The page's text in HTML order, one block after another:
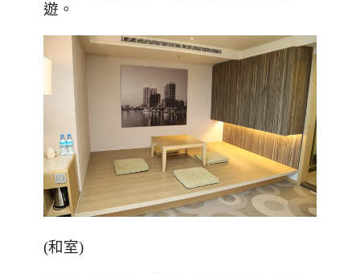
遊。
(和室)